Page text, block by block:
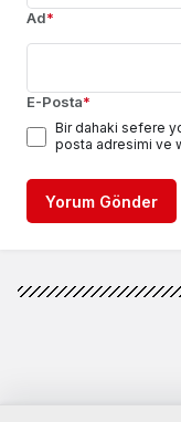
Ad*
E-Posta*
Bir dahaki sefere
posta adresimi ve
Yorum Gönder